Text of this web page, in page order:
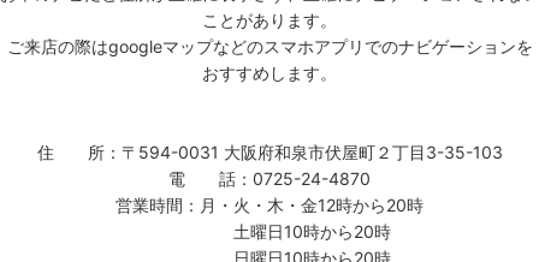
ことがあります。
ご来店の際はgoogleマップなどのスマホアプリでのナビゲーションを
おすすめします。
住 所：〒594-0031 大阪府和泉市伏屋町２丁目3-35-103
電 話：0725-24-4870
営業時間：月・火・木・金12時から20時
土曜日10時から20時
日曜日10時から20時